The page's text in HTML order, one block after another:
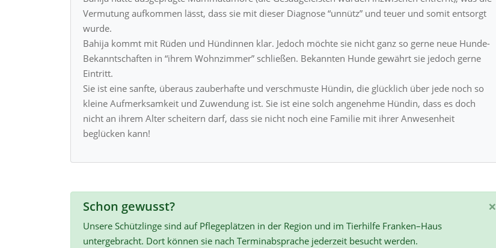
Vermutung aufkommen lässt, dass sie mit dieser Diagnose “unnütz” und teuer und somit entsorgt
wurde.
Bahija kommt mit Rüden und Hündinnen klar. Jedoch möchte sie nicht ganz so gerne neue Hunde-
Bekanntschaften in “ihrem Wohnzimmer” schließen. Bekannten Hunde gewährt sie jedoch gerne
Eintritt.
Sie ist eine sanfte, überaus zauberhafte und verschmuste Hündin, die glücklich über jede noch so
kleine Aufmerksamkeit und Zuwendung ist. Sie ist eine solch angenehme Hündin, dass es doch
nicht an ihrem Alter scheitern darf, dass sie nicht noch eine Familie mit ihrer Anwesenheit
beglücken kann!
×
Schon gewusst?
Unsere Schützlinge sind auf Pflegeplätzen in der Region und im Tierhilfe Franken–Haus
untergebracht. Dort können sie nach Terminabsprache jederzeit besucht werden.